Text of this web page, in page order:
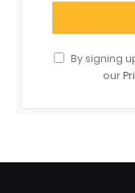
By signing
our